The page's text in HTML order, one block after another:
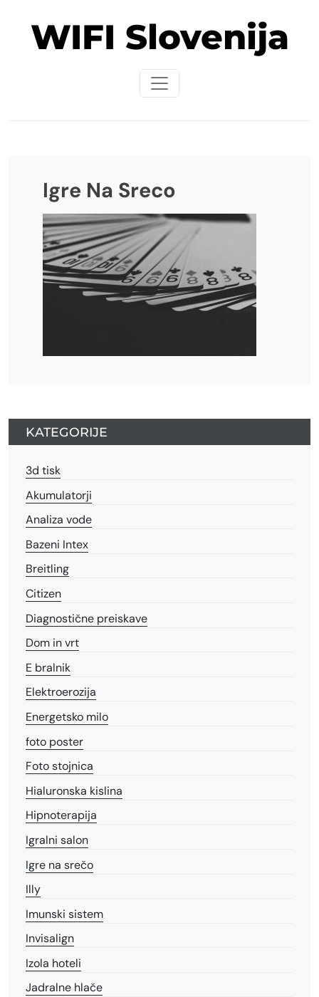
contentWIFI Slovenija
Igre Na Sreco
KATEGORIJE
3d tisk
Akumulatorji
Analiza vode
Bazeni Intex
Breitling
Citizen
Diagnostične preiskave
Dom in vrt
E bralnik
Elektroerozija
Energetsko milo
foto poster
Foto stojnica
Hialuronska kislina
Hipnoterapija
Igralni salon
Igre na srečo
Illy
Imunski sistem
Invisalign
Izola hoteli
Jadralne hlače